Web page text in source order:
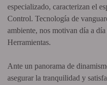
especializado, caracterizan el
Control. Tecnología de
ambiente, nos motivan día a
Herramientas.
Ante un panorama de
asegurar la tranquilidad y